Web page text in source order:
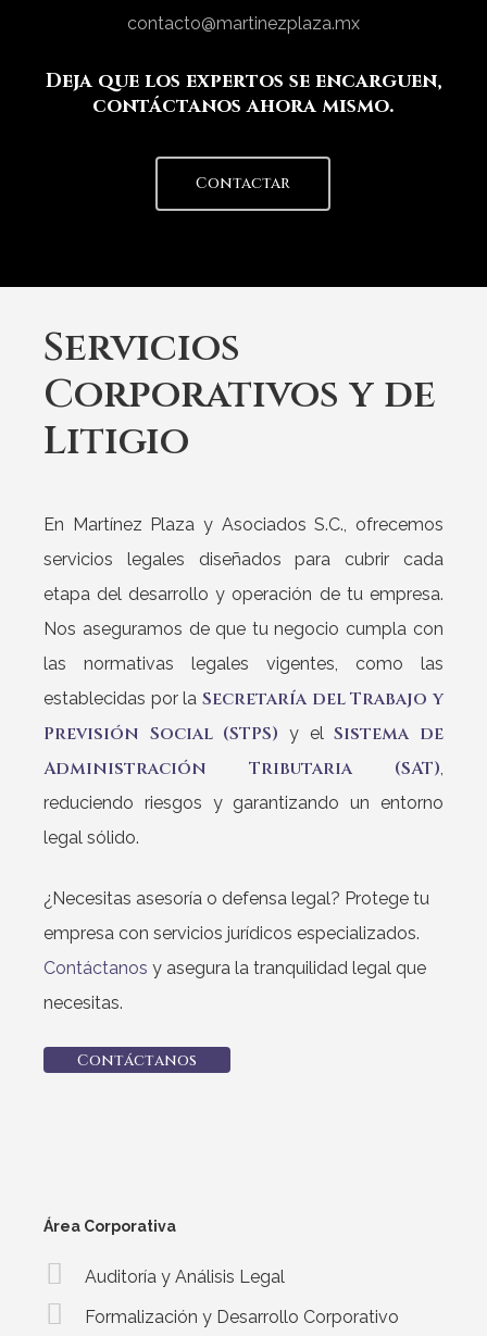
contacto@martinezplaza.mx
Deja que los expertos se encarguen,
contáctanos ahora mismo.
Contactar
Servicios
Corporativos y de
Litigio
En Martínez Plaza y Asociados S.C., ofrecemos
servicios legales diseñados para cubrir cada
etapa del desarrollo y operación de tu empresa.
Nos aseguramos de que tu negocio cumpla con
las normativas legales vigentes, como las
establecidas por la Secretaría del Trabajo y
Previsión Social (STPS) y elSistema de
Administración Tributaria (SAT),
reduciendo riesgos y garantizando un entorno
legal sólido.
¿Necesitas asesoría o defensa legal? Protege tu
empresa con servicios jurídicos especializados.
Contáctanos y asegura la tranquilidad legal que
necesitas.
Contáctanos
Área Corporativa
Auditoría y Análisis Legal
Formalización y Desarrollo Corporativo